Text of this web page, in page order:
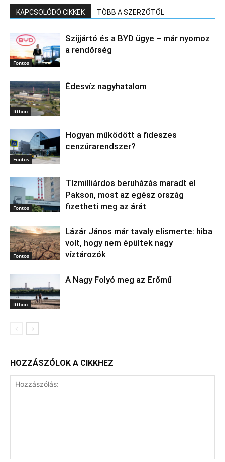
KAPCSOLÓDÓ CIKKEK TÖBB A SZERZŐTŐL
Fontos
Szijjártó és a BYD ügye – már nyomoz
a rendőrség
Itthon
Édesvíz nagyhatalom
Fontos
Hogyan működött a fideszes
cenzúrarendszer?
Fontos
Tízmilliárdos beruházás maradt el
Pakson, most az egész ország
fizetheti meg az árát
Fontos
Lázár János már tavaly elismerte: hiba
volt, hogy nem épültek nagy
víztározók
Itthon
A Nagy Folyó meg az Erőmű
HOZZÁSZÓLOK A CIKKHEZ